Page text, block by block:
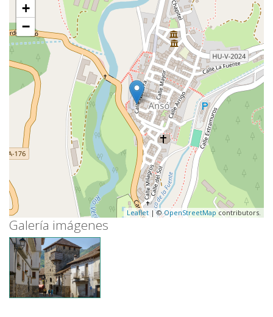
+
−
Leaflet | ©OpenStreetMap contributors.
Galería imágenes